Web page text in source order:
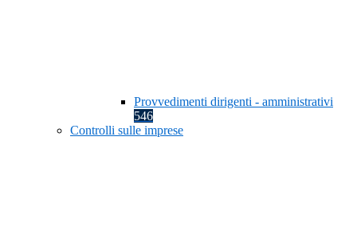
Provvedimenti dirigenti - amministrativi
546
Controlli sulle imprese